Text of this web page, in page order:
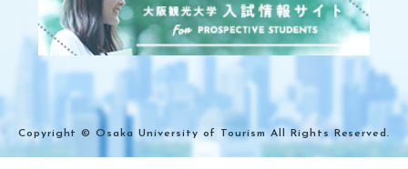
Copyright © Osaka University of Tourism All Rights Reserved.